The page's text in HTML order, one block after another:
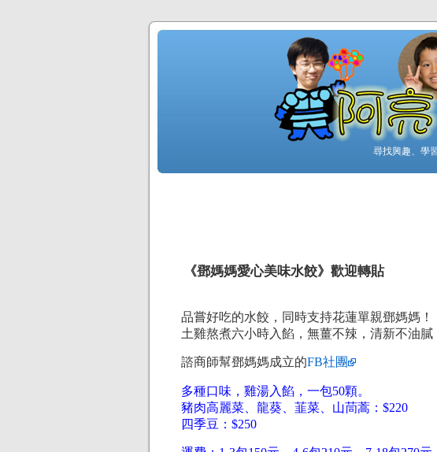
尋找興趣、學
《鄧媽媽愛心美味水餃》歡迎轉貼
品嘗好吃的水餃，同時支持花蓮單親鄧媽媽！
土雞熬煮六小時入餡，無薑不辣，清新不油膩
諮商師幫鄧媽媽成立的FB社團
多種口味，雞湯入餡，一包50顆。
豬肉高麗菜、龍葵、韮菜、山茼蒿：$220
四季豆：$250